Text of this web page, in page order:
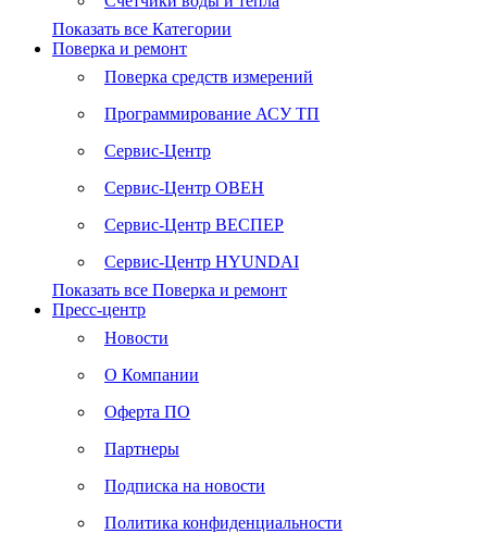
Показать все Категории
Поверка и ремонт
Поверка средств измерений
Программирование АСУ ТП
Сервис-Центр
Сервис-Центр ОВЕН
Сервис-Центр ВЕСПЕР
Сервис-Центр HYUNDAI
Показать все Поверка и ремонт
Пресс-центр
Новости
О Компании
Оферта ПО
Партнеры
Подписка на новости
Политика конфиденциальности